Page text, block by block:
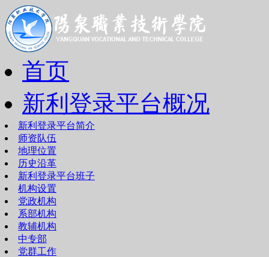
首页
新利登录平台概况
新利登录平台简介
师资队伍
地理位置
历史沿革
新利登录平台班子
机构设置
党政机构
系部机构
教辅机构
中专部
党群工作